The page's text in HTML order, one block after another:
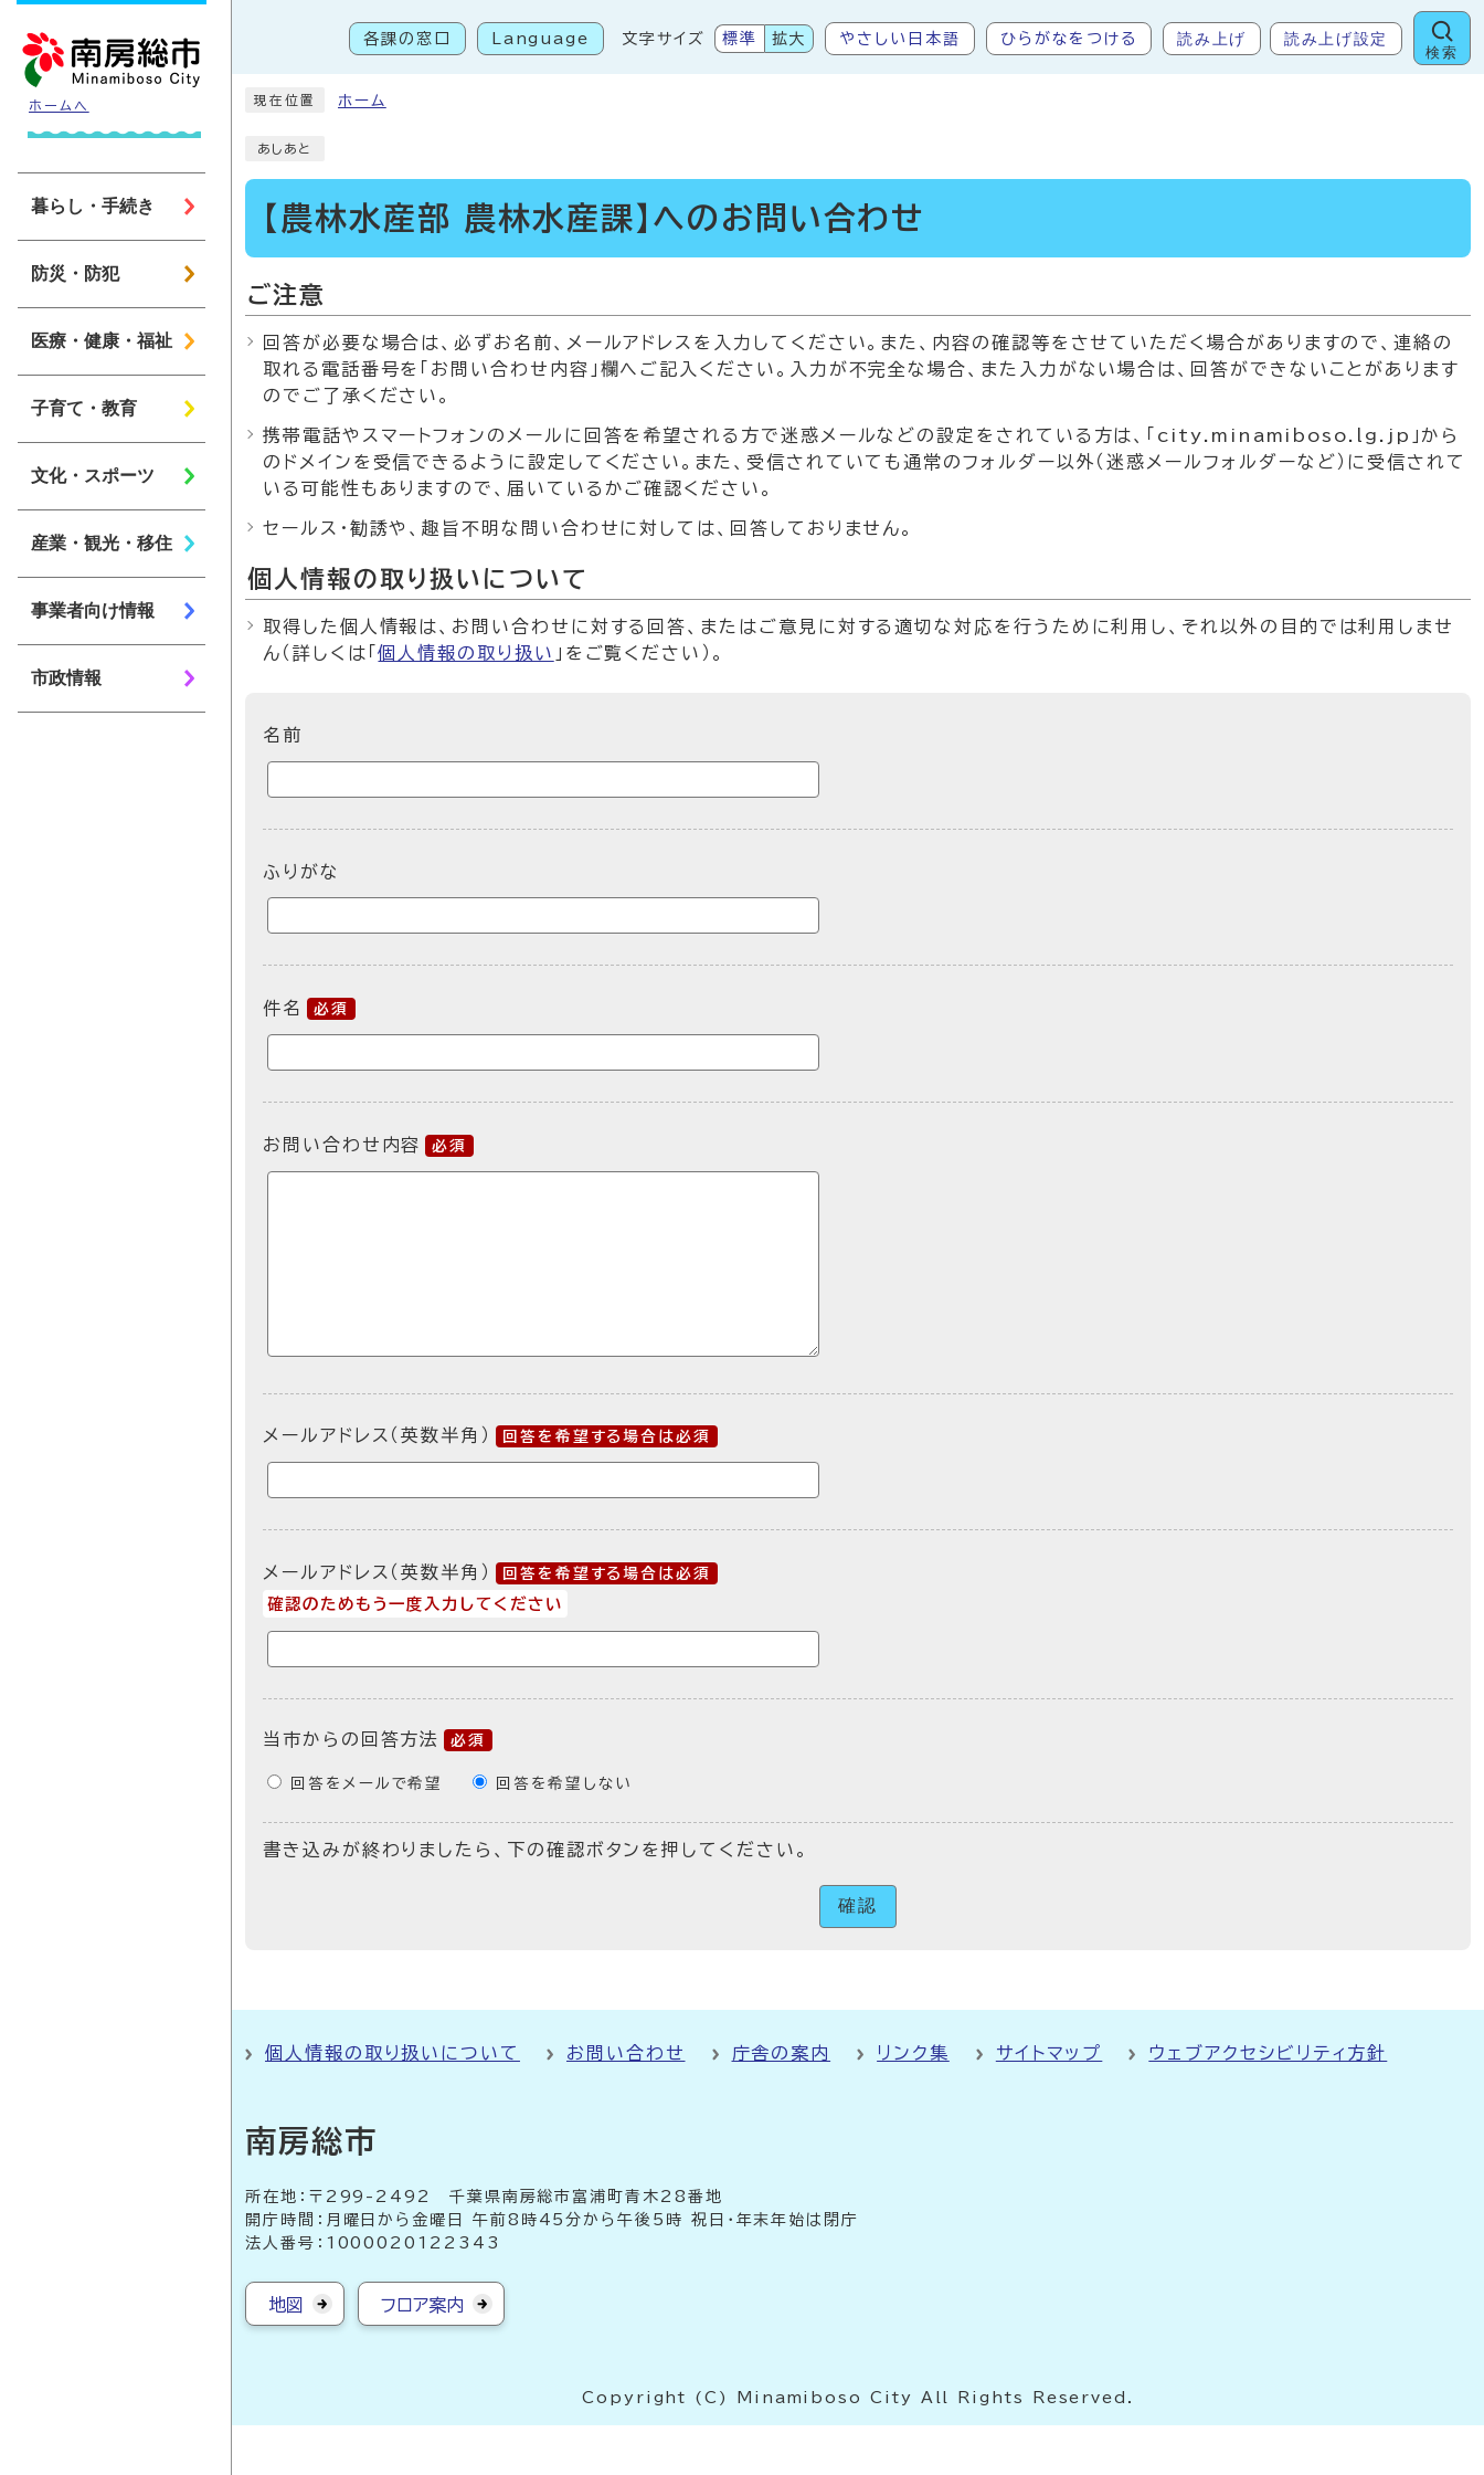
各課の窓口 Language 文字サイズ 標準 拡大 やさしい日本語 ひらがなをつける 読み上げ 読み上げ設定
検索
ホームへ
暮らし・手続き
防災・防犯
医療・健康・福祉
子育て・教育
文化・スポーツ
産業・観光・移住
事業者向け情報
市政情報
現在位置 ホーム
あしあと
【農林水産部 農林水産課】へのお問い合わせ
ご注意
回答が必要な場合は、必ずお名前、メールアドレスを入力してください。また、内容の確認等をさせていただく場合がありますので、連絡の
取れる電話番号を「お問い合わせ内容」欄へご記入ください。入力が不完全な場合、また入力がない場合は、回答ができないことがあります
のでご了承ください。
携帯電話やスマートフォンのメールに回答を希望される方で迷惑メールなどの設定をされている方は、「city.minamiboso.lg.jp」から
のドメインを受信できるように設定してください。また、受信されていても通常のフォルダー以外（迷惑メールフォルダーなど）に受信されて
いる可能性もありますので、届いているかご確認ください。
セールス・勧誘や、趣旨不明な問い合わせに対しては、回答しておりません。
個人情報の取り扱いについて
取得した個人情報は、お問い合わせに対する回答、またはご意見に対する適切な対応を行うために利用し、それ以外の目的では利用しませ
ん（詳しくは「個人情報の取り扱い 」をご覧ください）。
名前
ふりがな
件名 必須
お問い合わせ内容 必須
メールアドレス（英数半角） 回答を希望する場合は必須
メールアドレス（英数半角） 回答を希望する場合は必須
確認のためもう一度入力してください
当市からの回答方法 必須
回答をメールで希望 回答を希望しない
書き込みが終わりましたら、下の確認ボタンを押してください。
確認
個人情報の取り扱いについて お問い合わせ 庁舎の案内 リンク集 サイトマップ ウェブアクセシビリティ方針
南房総市
所在地：〒299-2492 千葉県南房総市富浦町青木28番地
開庁時間：月曜日から金曜日 午前8時45分から午後5時 祝日・年末年始は閉庁
法人番号：1000020122343
地図 フロア案内
Copyright (C) Minamiboso City All Rights Reserved.